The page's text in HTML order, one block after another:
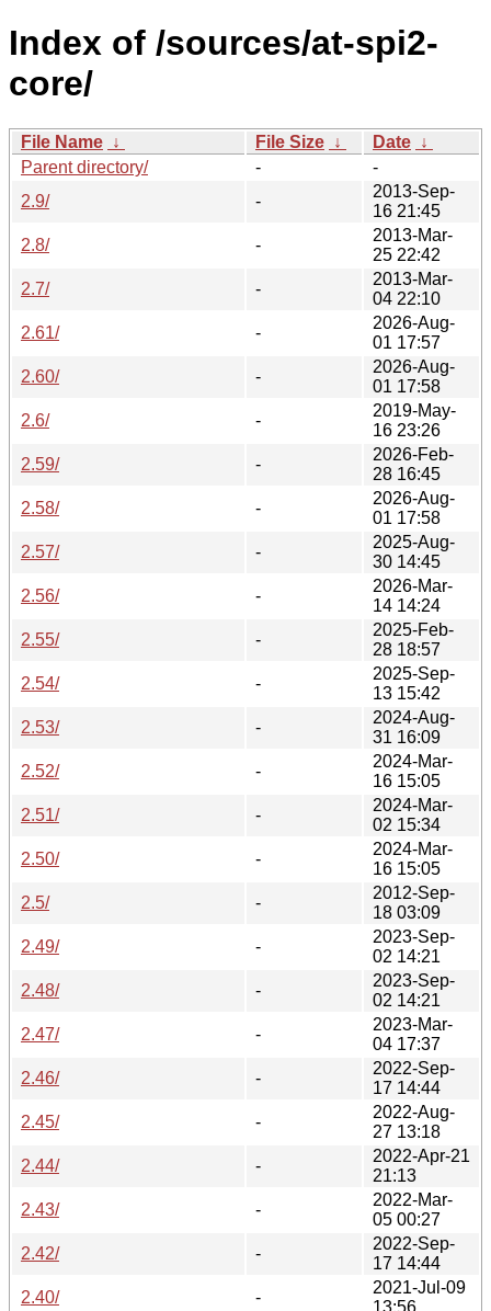
Index of /sources/at-spi2-
core/
File Name ↓ File Size ↓ Date ↓
Parent directory/
-
-
2.9/
-
2013-Sep-
16 21:45
2.8/
-
2013-Mar-
25 22:42
2.7/
-
2013-Mar-
04 22:10
2.61/
-
2026-Aug-
01 17:57
2.60/
-
2026-Aug-
01 17:58
2.6/
-
2019-May-
16 23:26
2.59/
-
2026-Feb-
28 16:45
2.58/
-
2026-Aug-
01 17:58
2.57/
-
2025-Aug-
30 14:45
2.56/
-
2026-Mar-
14 14:24
2.55/
-
2025-Feb-
28 18:57
2.54/
-
2025-Sep-
13 15:42
2.53/
-
2024-Aug-
31 16:09
2.52/
-
2024-Mar-
16 15:05
2.51/
-
2024-Mar-
02 15:34
2.50/
-
2024-Mar-
16 15:05
2.5/
-
2012-Sep-
18 03:09
2.49/
-
2023-Sep-
02 14:21
2.48/
-
2023-Sep-
02 14:21
2.47/
-
2023-Mar-
04 17:37
2.46/
-
2022-Sep-
17 14:44
2.45/
-
2022-Aug-
27 13:18
2.44/
-
2022-Apr-21
21:13
2.43/
-
2022-Mar-
05 00:27
2.42/
-
2022-Sep-
17 14:44
2.40/
-
2021-Jul-09
13:56